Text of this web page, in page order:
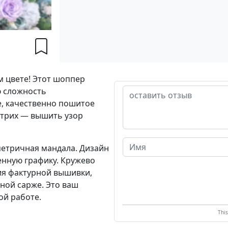
цвете! Этот шоппер
сложность
качественно пошитое
— вышить узор
мандала. Дизайн
графику. Кружево
фактурной вышивки,
сарже. Это ваш
работе.